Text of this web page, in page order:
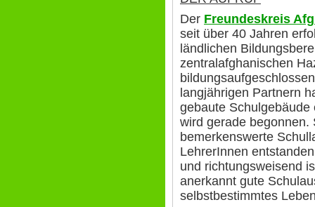
Der Freundeskreis
seit über 40 Jahren
ländlichen
zentralafghanischen
langjährigen Partnern
gebaute
wird gerade begonnen.
bemerkenswerte
LehrerInnen
und richtungsweisend
anerkannt gute
selbstbestimmtes